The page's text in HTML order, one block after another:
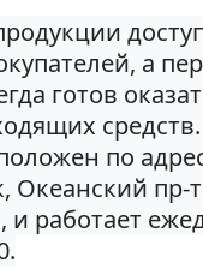
а
готов
по
Океанский пр-
и работает